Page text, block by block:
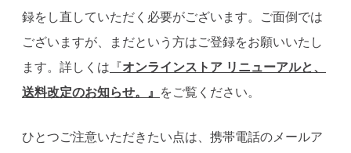
録をし直していただく必要がございます。ご面倒では
ございますが、まだという方はご登録をお願いいたし
ます。詳しくは 『オンラインストア リニューアルと、
送料改定のお知らせ。』 をご覧ください。
ひとつご注意いただきたい点は、携帯電話のメールア